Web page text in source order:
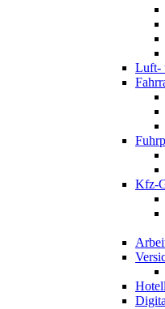
Luft-
Kfz-